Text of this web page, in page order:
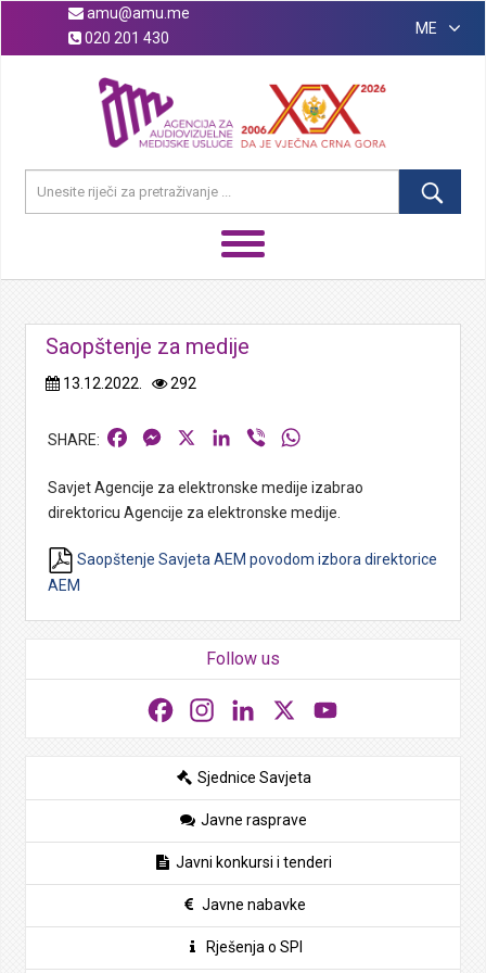
amu@amu.me
020 201 430
ME
Saopštenje za medije
13.12.2022. 292
FacebookMessengerLinkedIn
Viber
Savjet Agencije za elektronske medije izabrao
direktoricu Agencije za elektronske medije.
Saopštenje Savjeta AEM povodom izbora direktorice
AEM
Follow us
FacebookInstagramLinkedIn
Sjednice Savjeta
Javne rasprave
Javni konkursi i tenderi
Javne nabavke
Rješenja o SPI